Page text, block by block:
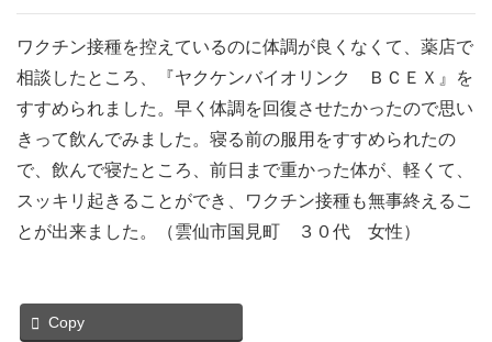
ワクチン接種を控えているのに体調が良くなくて、薬店で
相談したところ、『ヤクケンバイオリンク ＢＣＥＸ』を
すすめられました。早く体調を回復させたかったので思い
きって飲んでみました。寝る前の服用をすすめられたの
で、飲んで寝たところ、前日まで重かった体が、軽くて、
スッキリ起きることができ、ワクチン接種も無事終えるこ
とが出来ました。（雲仙市国見町 ３０代 女性）
Copy